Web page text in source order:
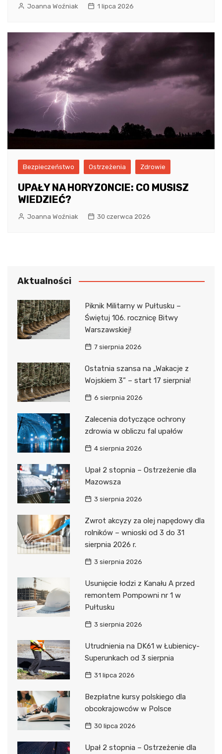
Joanna Woźniak 1 lipca 2026
Bezpieczeństwo Ostrzeżenia Zdrowie
UPAŁY NA HORYZONCIE: CO MUSISZ
WIEDZIEĆ?
Joanna Woźniak 30 czerwca 2026
Aktualności
Piknik Militarny w Pułtusku –
Świętuj 106. rocznicę Bitwy
Warszawskiej!
7 sierpnia 2026
Ostatnia szansa na „Wakacje z
Wojskiem 3” – start 17 sierpnia!
6 sierpnia 2026
Zalecenia dotyczące ochrony
zdrowia w obliczu fal upałów
4 sierpnia 2026
Upał 2 stopnia – Ostrzeżenie dla
Mazowsza
3 sierpnia 2026
Zwrot akcyzy za olej napędowy dla
rolników – wnioski od 3 do 31
sierpnia 2026 r.
3 sierpnia 2026
Usunięcie łodzi z Kanału A przed
remontem Pompowni nr 1 w
Pułtusku
3 sierpnia 2026
Utrudnienia na DK61 w Łubienicy-
Superunkach od 3 sierpnia
31 lipca 2026
Bezpłatne kursy polskiego dla
obcokrajowców w Polsce
30 lipca 2026
Upał 2 stopnia – Ostrzeżenie dla